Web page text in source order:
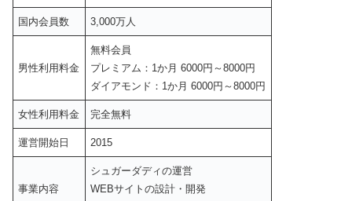
国内会員数 3,000万人
男性利用料金
無料会員
プレミアム：1か月 6000円～8000円
ダイアモンド：1か月 6000円～8000円
女性利用料金 完全無料
運営開始日 2015
事業内容
シュガーダディの運営
WEBサイトの設計・開発